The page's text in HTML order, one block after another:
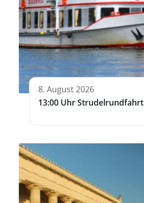
8. August 2026
13:00 Uhr Strudelrundfahrt